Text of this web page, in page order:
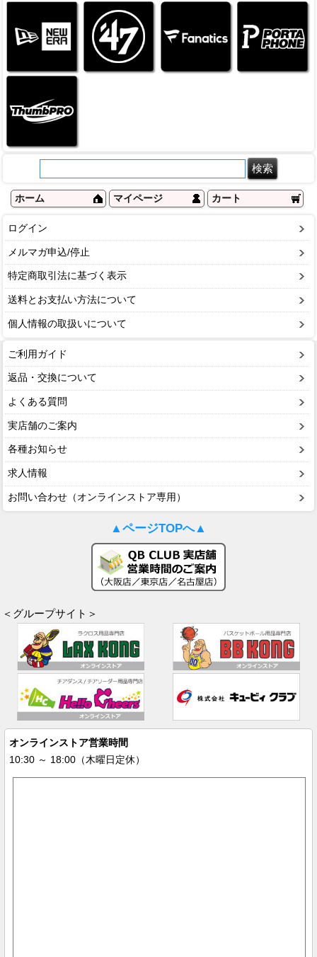
ホーム マイページ カート
ログイン
メルマガ申込/停止
特定商取引法に基づく表示
送料とお支払い方法について
個人情報の取扱いについて
ご利用ガイド
返品・交換について
よくある質問
実店舗のご案内
各種お知らせ
求人情報
お問い合わせ（オンラインストア専用）
▲ページTOPへ▲
＜グループサイト＞
オンラインストア営業時間
10:30 ～ 18:00（木曜日定休）